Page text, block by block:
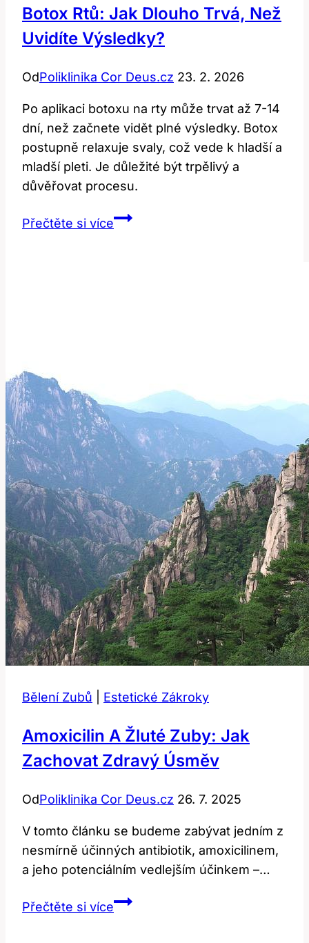
Botox Rtů: Jak Dlouho Trvá, Než
Uvidíte Výsledky?
OdPoliklinika Cor Deus.cz 23. 2. 2026
Po aplikaci botoxu na rty může trvat až 7-14
dní, než začnete vidět plné výsledky. Botox
postupně relaxuje svaly, což vede k hladší a
mladší pleti. Je důležité být trpělivý a
důvěřovat procesu.
Přečtěte si víceBotox
Bělení Zubů Estetické Zákroky
Amoxicilin A Žluté Zuby: Jak
Zachovat Zdravý Úsměv
OdPoliklinika Cor Deus.cz 26. 7. 2025
V tomto článku se budeme zabývat jedním z
nesmírně účinných antibiotik, amoxicilinem,
a jeho potenciálním ‌vedlejším ‌účinkem –…
Přečtěte si víceAmoxicilin